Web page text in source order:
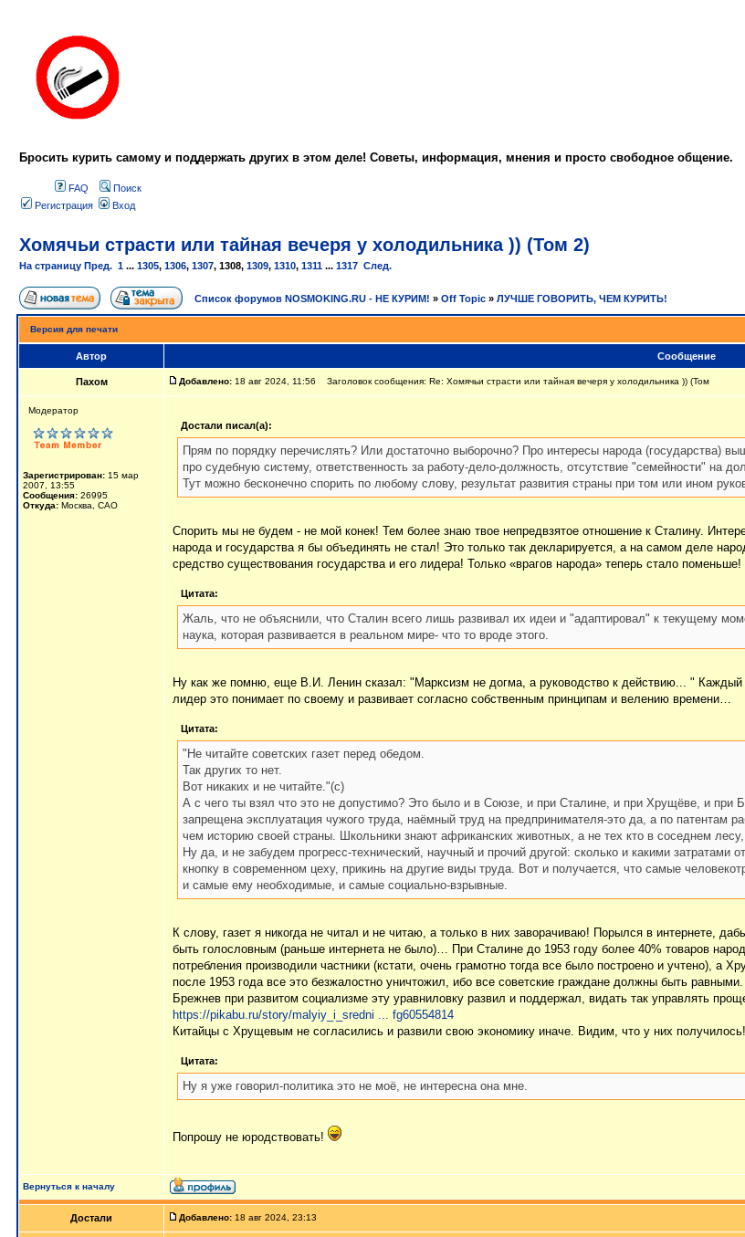
Бросить курить самому и поддержать других в этом деле! Советы, информация, мнения и просто свободное общение.
FAQ
Поиск
Регистрация
Вход
Хомячьи страсти или тайная вечеря у холодильника )) (Том 2)
На страницу Пред. 1 ... 1305, 1306, 1307, 1308, 1309, 1310, 1311 ... 1317 След.
Список форумов NOSMOKING.RU - НЕ КУРИМ! » Off Topic » ЛУЧШЕ ГОВОРИТЬ, ЧЕМ КУРИТЬ!
Версия для печати
Автор Сообщение
Пахом Добавлено: 18 авг 2024, 11:56 Заголовок сообщения: Re: Хомячьи страсти или тайная вечеря у холодильника )) (Том
Мoдератор
Зарегистрирован: 15 мар
2007, 13:55
Сообщения: 26995
Откуда: Москва, САО
Достали писал(а):
Прям по порядку перечислять? Или достаточно выборочно? Про интересы народа (государства)
про судебную систему, ответственность за работу-дело-должность, отсутствие "семейности" на
Тут можно бесконечно спорить по любому слову, результат развития страны при том или ином
Спорить мы не будем - не мой конек! Тем более знаю твое непредвзятое отношение к Сталину.
народа и государства я бы объединять не стал! Это только так декларируется, а на самом деле
средство существования государства и его лидера! Только «врагов народа» теперь стало поменьше!
Цитата:
Жаль, что не объяснили, что Сталин всего лишь развивал их идеи и "адаптировал" к текущему
наука, которая развивается в реальном мире- что то вроде этого.
Ну как же помню, еще В.И. Ленин сказал: "Марксизм не догма, а руководство к действию... " Каждый
лидер это понимает по своему и развивает согласно собственным принципам и велению времени…
Цитата:
"Не читайте советских газет перед обедом.
Так других то нет.
Вот никаких и не читайте."(с)
А с чего ты взял что это не допустимо? Это было и в Союзе, и при Сталине, и при Хрущёве, и
запрещена эксплуатация чужого труда, наёмный труд на предпринимателя-это да, а по
чем историю своей страны. Школьники знают африканских животных, а не тех кто в соседнем
Ну да, и не забудем прогресс-технический, научный и прочий другой: сколько и какими затратами
кнопку в современном цеху, прикинь на другие виды труда. Вот и получается, что самые
и самые ему необходимые, и самые социально-взрывные.
К слову, газет я никогда не читал и не читаю, а только в них заворачиваю! Порылся в интернете,
быть голословным (раньше интернета не было)… При Сталине до 1953 году более 40% товаров
потребления производили частники (кстати, очень грамотно тогда все было построено и учтено), а
после 1953 года все это безжалостно уничтожил, ибо все советские граждане должны быть
Брежнев при развитом социализме эту уравниловку развил и поддержал, видать так управлять
https://pikabu.ru/story/malyiy_i_sredni ... fg60554814
Китайцы с Хрущевым не согласились и развили свою экономику иначе. Видим, что у них получилось!
Цитата:
Ну я уже говорил-политика это не моё, не интересна она мне.
Попрошу не юродствовать!
Вернуться к началу
Достали Добавлено: 18 авг 2024, 23:13